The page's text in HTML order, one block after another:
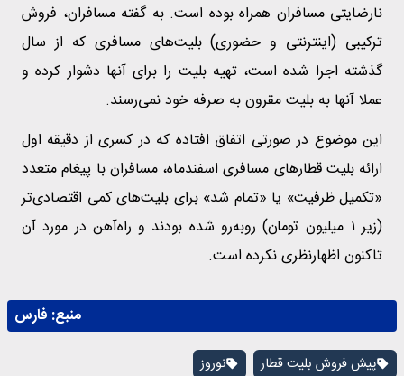
نارضایتی مسافران همراه بوده است. به گفته مسافران، فروش
ترکیبی (اینترنتی و حضوری) بلیت‌های مسافری که از سال
گذشته اجرا شده است، تهیه بلیت را برای آنها دشوار کرده و
عملا آنها به بلیت مقرون به صرفه خود نمی‌رسند.
این موضوع در صورتی اتفاق افتاده که در کسری از دقیقه اول
ارائه بلیت قطار‌های مسافری اسفندماه، مسافران با پیغام متعدد
«تکمیل ظرفیت» یا «تمام شد» برای بلیت‌های کمی اقتصادی‌تر
(زیر ۱ میلیون تومان) رو‌به‌رو شده بودند و راه‌آهن در مورد آن
تاکنون اظهارنظری نکرده است.
منبع: فارس
پیش فروش بلیت قطار نوروز